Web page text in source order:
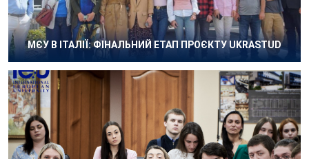
МЄУ В ІТАЛІЇ: ФІНАЛЬНИЙ ЕТАП ПРОЄКТУ UKRASTUD